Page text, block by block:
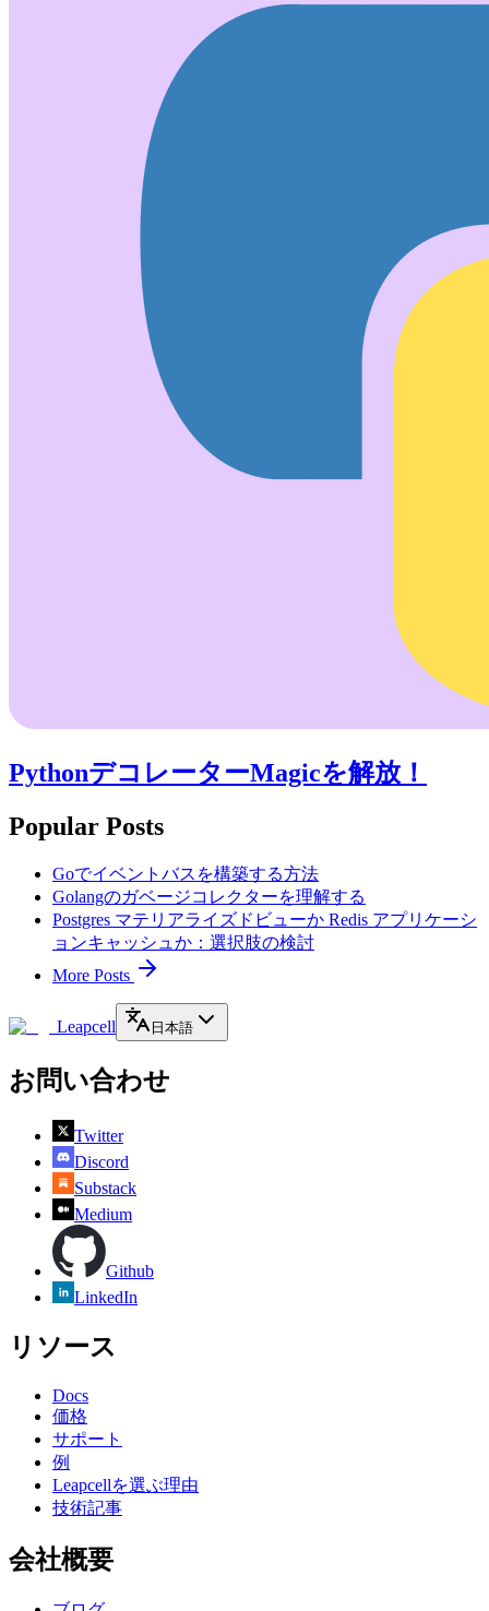
PythonデコレーターMagicを解放！
Popular Posts
Goでイベントバスを構築する方法
Golangのガベージコレクターを理解する
Postgres マテリアライズドビューか Redis アプリケーシ
ョンキャッシュか：選択肢の検討
More Posts
Leapcell 日本語
お問い合わせ
Twitter
Discord
Substack
Medium
Github
LinkedIn
リソース
Docs
価格
サポート
例
Leapcellを選ぶ理由
技術記事
会社概要